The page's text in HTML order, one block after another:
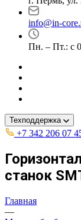
info@in-
Пн. – Пт.: с
Техподдержка
+7 342 206 07
станок
Главная
—